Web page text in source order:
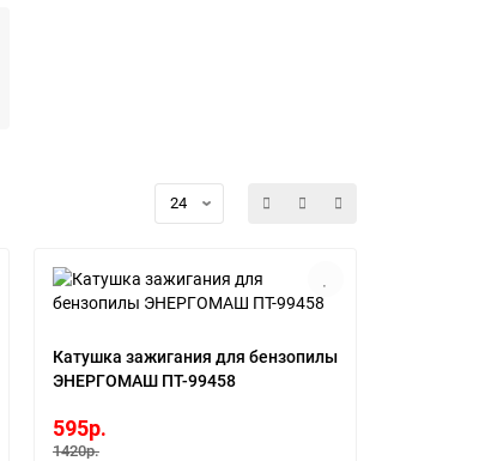
Катушка зажигания для бензопилы
ЭНЕРГОМАШ ПТ-99458
595р.
1420р.